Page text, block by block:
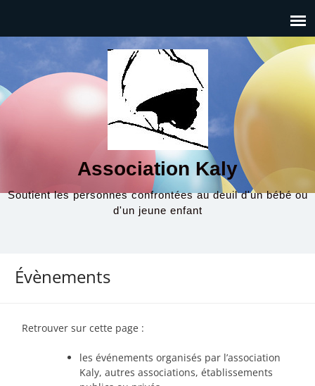
Association Kaly
Soutient les personnes confrontées au deuil d'un bébé ou
d'un jeune enfant
Évènements
Retrouver sur cette page :
les événements organisés par l’association
Kaly, autres associations, établissements